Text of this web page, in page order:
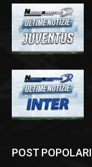
POST POPOLARI